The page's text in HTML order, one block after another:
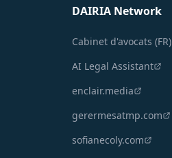
DAIRIA Network
Cabinet d'avocats (FR)
AI Legal Assistant
enclair.media
gerermesatmp.com
sofianecoly.com